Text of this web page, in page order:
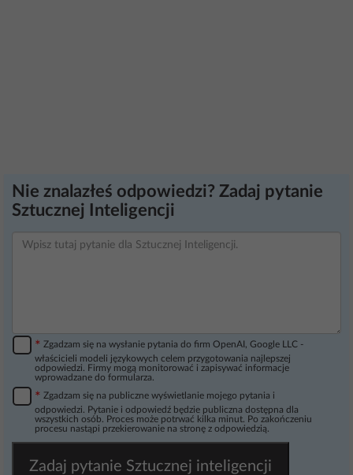
Nie znalazłeś odpowiedzi? Zadaj pytanie
Sztucznej Inteligencji
* Zgadzam się na wysłanie pytania do firm OpenAI, Google LLC -
właścicieli modeli językowych celem przygotowania najlepszej
odpowiedzi. Firmy mogą monitorować i zapisywać informacje
wprowadzane do formularza.
* Zgadzam się na publiczne wyświetlanie mojego pytania i
odpowiedzi. Pytanie i odpowiedź będzie publiczna dostępna dla
wszystkich osób. Proces może potrwać kilka minut. Po zakończeniu
procesu nastąpi przekierowanie na stronę z odpowiedzią.
Zadaj pytanie Sztucznej inteligencji